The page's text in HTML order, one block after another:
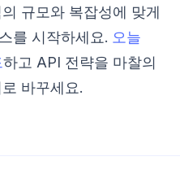
규모와 복잡성에 맞게
를 시작하세요. 오늘
하고 API 전략을 마찰의
바꾸세요.